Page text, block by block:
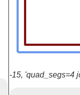
-15, 'quad_segs=4